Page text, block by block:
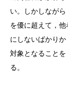
い。しかしなが
を優に超えて，
にしないばかり
対象となること
る。